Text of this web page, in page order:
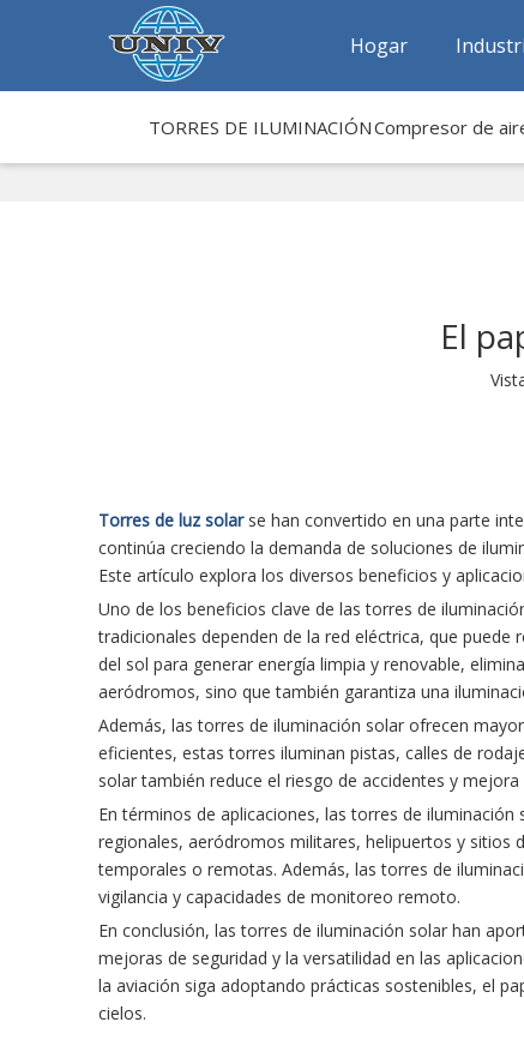
Hogar
TORRES DE ILUMINACIÓNCompresor de
El
Torres de luz solar se han convertido en una parte
continúa creciendo la demanda de soluciones de
Este artículo explora los diversos beneficios y
Uno de los beneficios clave de las torres de
tradicionales dependen de la red eléctrica, que
del sol para generar energía limpia y renovable,
aeródromos, sino que también garantiza una
Además, las torres de iluminación solar ofrecen
eficientes, estas torres iluminan pistas, calles de
solar también reduce el riesgo de accidentes y
En términos de aplicaciones, las torres de
regionales, aeródromos militares, helipuertos y sitios
temporales o remotas. Además, las torres de
vigilancia y capacidades de monitoreo remoto.
En conclusión, las torres de iluminación solar han
mejoras de seguridad y la versatilidad en las
la aviación siga adoptando prácticas sostenibles, el
cielos.